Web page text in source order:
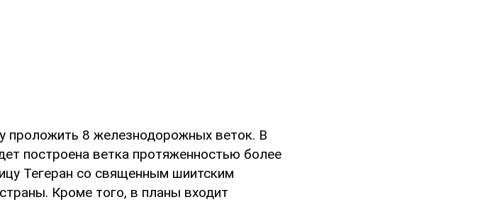
проложить 8 железнодорожных веток. В
построена ветка протяженностью более
Тегеран со священным шиитским
Кроме того, в планы входит